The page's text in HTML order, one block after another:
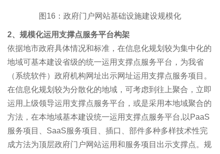
图16：政府门户网站基础设施建设规模化
2、规模化运用支撑点服务平台构架
依据地市政府具体情况和标准，在信息化规划较为集中化的
地域可基本建设省级的统一运用支撑点服务平台，为我省
（系统软件）政府机构网址出示网址运用支撑点服务项目。
在信息化规划较为分散化的地域，可考虑到往上聚合，立即
运用上级领导运用支撑点服务平台，或是采用本地域聚合的
方法，在本地域基本建设统一运用支撑点服务平台,以PaaS
服务项目、SaaS服务项目、插口、部件多种多样技术性完
成方法为顶层政府门户网站运用和服务项目出示支撑点。规